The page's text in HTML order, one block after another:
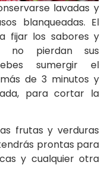
lavadas y
blanqueadas. El
fijar los sabores y
no pierdan sus
sumergir el
de 3 minutos y
para cortar la
frutas y verduras
prontas para
y cualquier otra